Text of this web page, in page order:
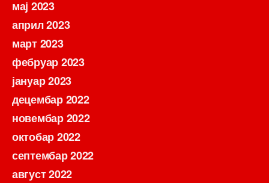
мај 2023
април 2023
март 2023
фебруар 2023
јануар 2023
децембар 2022
новембар 2022
октобар 2022
септембар 2022
август 2022